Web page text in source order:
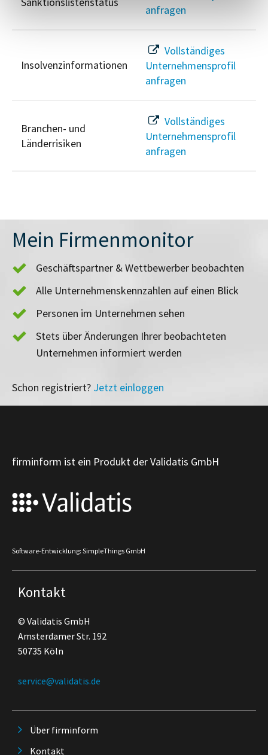
anfragen
Insolvenzinformationen
Vollständiges
Unternehmensprofil
anfragen
Branchen- und
Länderrisiken
Vollständiges
Unternehmensprofil
anfragen
Mein Firmenmonitor
Geschäftspartner & Wettbewerber beobachten
Alle Unternehmenskennzahlen auf einen Blick
Personen im Unternehmen sehen
Stets über Änderungen Ihrer beobachteten
Unternehmen informiert werden
Schon registriert? Jetzt einloggen
firminform ist ein Produkt der Validatis GmbH
Software-Entwicklung: SimpleThings GmbH
Kontakt
© Validatis GmbH
Amsterdamer Str. 192
50735 Köln
service@validatis.de
Über firminform
Kontakt